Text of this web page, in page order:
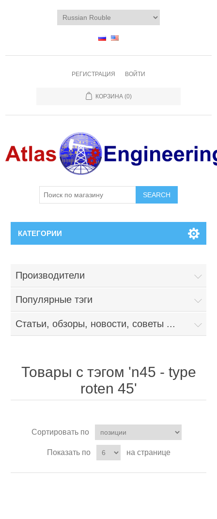
РЕГИСТРАЦИЯ ВОЙТИ
КОРЗИНА (0)
КАТЕГОРИИ
Производители
Популярные тэги
Статьи, обзоры, новости, советы ...
Товары с тэгом 'n45 - type
roten 45'
Сортировать по
Показать по на странице